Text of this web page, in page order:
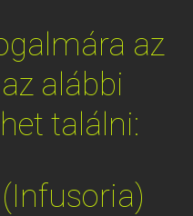
az
alábbi
találni: